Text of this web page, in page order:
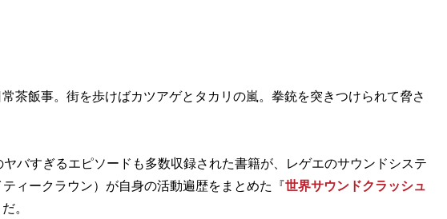
茶飯事。街を歩けばカツアゲとタカリの嵐。拳銃を突きつけられて脅さ
バすぎるエピソードも多数収録された書籍が、レゲエのサウンドシステ
ティークラウン）が自身の活動遍歴をまとめた『世界サウンドクラッシュ
。